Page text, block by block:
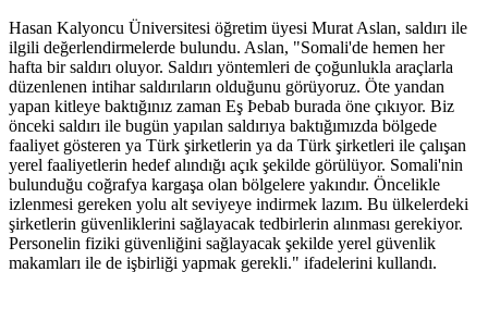
Hasan Kalyoncu Üniversitesi öğretim üyesi Murat Aslan, saldırı ile
ilgili değerlendirmelerde bulundu. Aslan, "Somali'de hemen her
hafta bir saldırı oluyor. Saldırı yöntemleri de çoğunlukla araçlarla
düzenlenen intihar saldırıların olduğunu görüyoruz. Öte yandan
yapan kitleye baktığınız zaman Eş Þebab burada öne çıkıyor. Biz
önceki saldırı ile bugün yapılan saldırıya baktığımızda bölgede
faaliyet gösteren ya Türk şirketlerin ya da Türk şirketleri ile çalışan
yerel faaliyetlerin hedef alındığı açık şekilde görülüyor. Somali'nin
bulunduğu coğrafya kargaşa olan bölgelere yakındır. Öncelikle
izlenmesi gereken yolu alt seviyeye indirmek lazım. Bu ülkelerdeki
şirketlerin güvenliklerini sağlayacak tedbirlerin alınması gerekiyor.
Personelin fiziki güvenliğini sağlayacak şekilde yerel güvenlik
makamları ile de işbirliği yapmak gerekli." ifadelerini kullandı.